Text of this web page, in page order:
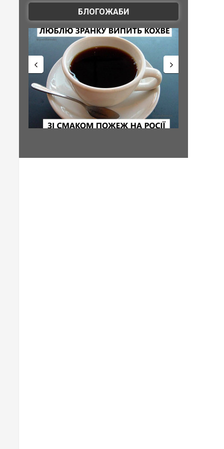
БЛОГОЖАБИ